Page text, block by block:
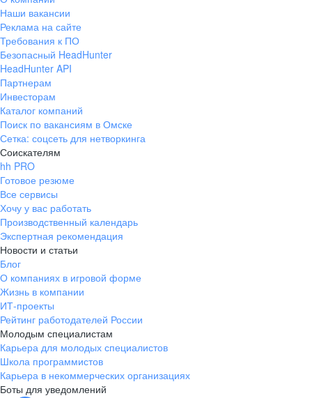
Наши вакансии
Реклама на сайте
Требования к ПО
Безопасный HeadHunter
HeadHunter API
Партнерам
Инвесторам
Каталог компаний
Поиск по вакансиям в Омске
Сетка: соцсеть для нетворкинга
Соискателям
hh PRO
Готовое резюме
Все сервисы
Хочу у вас работать
Производственный календарь
Экспертная рекомендация
Новости и статьи
Блог
О компаниях в игровой форме
Жизнь в компании
ИТ-проекты
Рейтинг работодателей России
Молодым специалистам
Карьера для молодых специалистов
Школа программистов
Карьера в некоммерческих организациях
Боты для уведомлений